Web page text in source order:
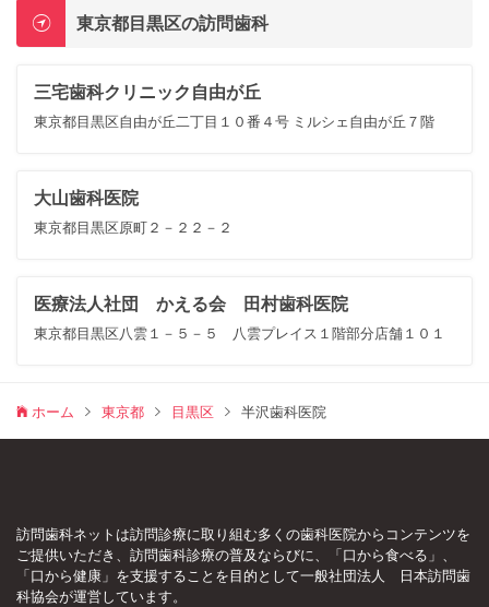
東京都目黒区の訪問歯科
三宅歯科クリニック自由が丘
東京都目黒区自由が丘二丁目１０番４号 ミルシェ自由が丘７階
大山歯科医院
東京都目黒区原町２－２２－２
医療法人社団 かえる会 田村歯科医院
東京都目黒区八雲１－５－５ 八雲プレイス１階部分店舗１０１
ホーム 東京都 目黒区 半沢歯科医院
訪問歯科ネットは訪問診療に取り組む多くの歯科医院からコンテンツを
ご提供いただき、訪問歯科診療の普及ならびに、「口から食べる」、
「口から健康」を支援することを目的として一般社団法人 日本訪問歯
科協会が運営しています。